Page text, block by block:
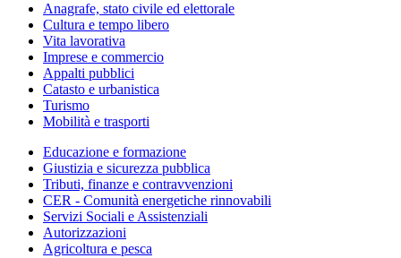
Anagrafe, stato civile ed elettorale
Cultura e tempo libero
Vita lavorativa
Imprese e commercio
Appalti pubblici
Catasto e urbanistica
Turismo
Mobilità e trasporti
Educazione e formazione
Giustizia e sicurezza pubblica
Tributi, finanze e contravvenzioni
CER - Comunità energetiche rinnovabili
Servizi Sociali e Assistenziali
Autorizzazioni
Agricoltura e pesca